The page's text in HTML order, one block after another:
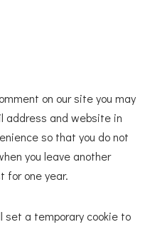
on our site you may
address and website in
so that you do not
you leave another
for one year.
set a temporary cookie to